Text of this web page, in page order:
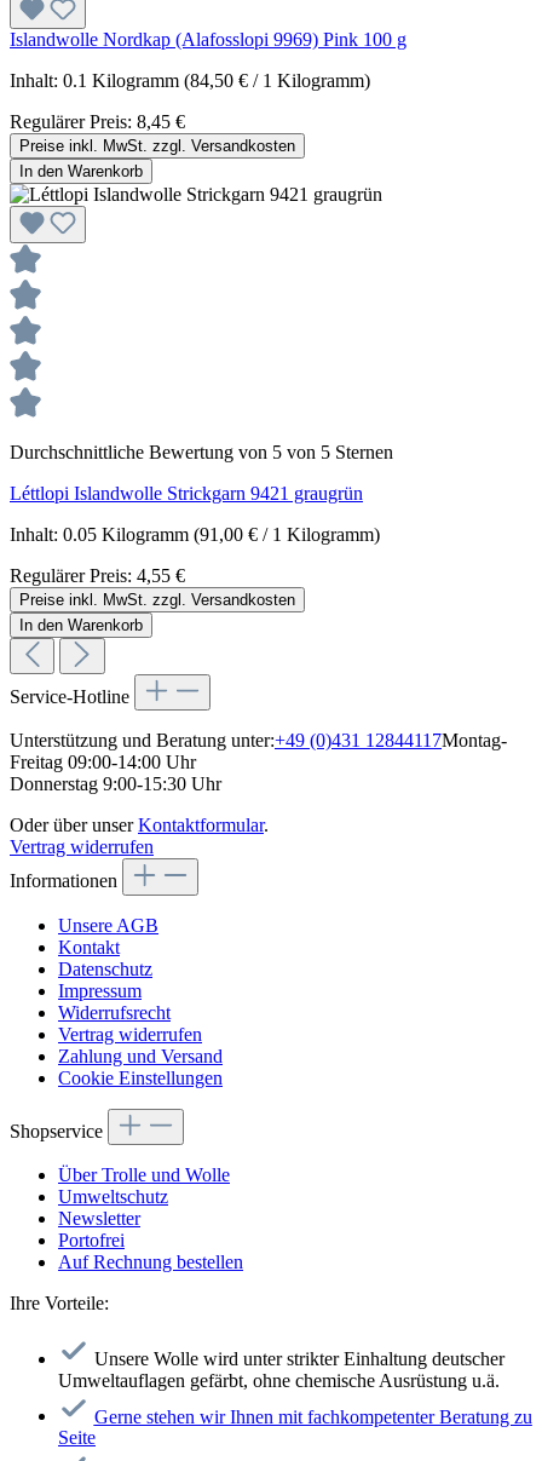
Islandwolle Nordkap (Alafosslopi 9969) Pink 100 g
Inhalt: 0.1 Kilogramm (84,50 € / 1 Kilogramm)
Regulärer Preis: 8,45 €
Preise inkl. MwSt. zzgl. Versandkosten
In den Warenkorb
Durchschnittliche Bewertung von 5 von 5 Sternen
Léttlopi Islandwolle Strickgarn 9421 graugrün
Inhalt: 0.05 Kilogramm (91,00 € / 1 Kilogramm)
Regulärer Preis: 4,55 €
Preise inkl. MwSt. zzgl. Versandkosten
In den Warenkorb
Service-Hotline
Unterstützung und Beratung unter:+49 (0)431 12844117Montag-
Freitag 09:00-14:00 Uhr
Donnerstag 9:00-15:30 Uhr
Oder über unserKontaktformular.
Vertrag widerrufen
Informationen
Unsere AGB
Kontakt
Datenschutz
Impressum
Widerrufsrecht
Vertrag widerrufen
Zahlung und Versand
Cookie Einstellungen
Shopservice
Über Trolle und Wolle
Umweltschutz
Newsletter
Portofrei
Auf Rechnung bestellen
Ihre Vorteile:
Unsere Wolle wird unter strikter Einhaltung deutscher
Umweltauflagen gefärbt, ohne chemische Ausrüstung u.ä.
Gerne stehen wir Ihnen mit fachkompetenter Beratung zu
Seite